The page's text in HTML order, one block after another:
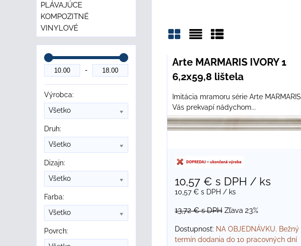
Mriežka
Arte MARMARIS IVORY 1
6,2x59,8 lištela
Imitácia mramoru série Arte MARMARIS
Vás prekvapí nádychom...
10,57 € s DPH / ks
10,57 € s DPH / ks
13,72 €s DPH Zľava 23%
Dostupnosť: NA OBJEDNÁVKU. Bežný
termín dodania do 10 pracovných dní
PLÁVAJÚCE
KOMPOZITNÉ
VINYLOVÉ
Výrobca:
Všetko
Druh:
Všetko
Dizajn:
Všetko
Farba:
Všetko
Povrch: